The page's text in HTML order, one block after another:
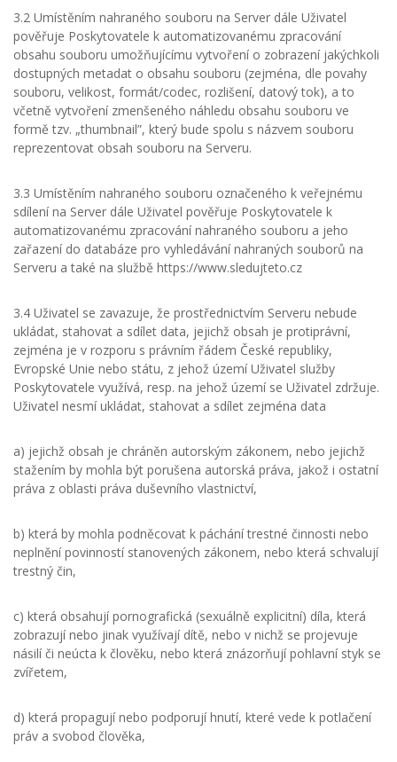
3.2 Umístěním nahraného souboru na Server dále Uživatel
pověřuje Poskytovatele k automatizovanému zpracování
obsahu souboru umožňujícímu vytvoření o zobrazení jakýchkoli
dostupných metadat o obsahu souboru (zejména, dle povahy
souboru, velikost, formát/codec, rozlišení, datový tok), a to
včetně vytvoření zmenšeného náhledu obsahu souboru ve
formě tzv. „thumbnail”, který bude spolu s názvem souboru
reprezentovat obsah souboru na Serveru.
3.3 Umístěním nahraného souboru označeného k veřejnému
sdílení na Server dále Uživatel pověřuje Poskytovatele k
automatizovanému zpracování nahraného souboru a jeho
zařazení do databáze pro vyhledávání nahraných souborů na
Serveru a také na službě https://www.sledujteto.cz
3.4 Uživatel se zavazuje, že prostřednictvím Serveru nebude
ukládat, stahovat a sdílet data, jejichž obsah je protiprávní,
zejména je v rozporu s právním řádem České republiky,
Evropské Unie nebo státu, z jehož území Uživatel služby
Poskytovatele využívá, resp. na jehož území se Uživatel zdržuje.
Uživatel nesmí ukládat, stahovat a sdílet zejména data
a) jejichž obsah je chráněn autorským zákonem, nebo jejichž
stažením by mohla být porušena autorská práva, jakož i ostatní
práva z oblasti práva duševního vlastnictví,
b) která by mohla podněcovat k páchání trestné činnosti nebo
neplnění povinností stanovených zákonem, nebo která schvalují
trestný čin,
c) která obsahují pornografická (sexuálně explicitní) díla, která
zobrazují nebo jinak využívají dítě, nebo v nichž se projevuje
násilí či neúcta k člověku, nebo která znázorňují pohlavní styk se
zvířetem,
d) která propagují nebo podporují hnutí, které vede k potlačení
práv a svobod člověka,